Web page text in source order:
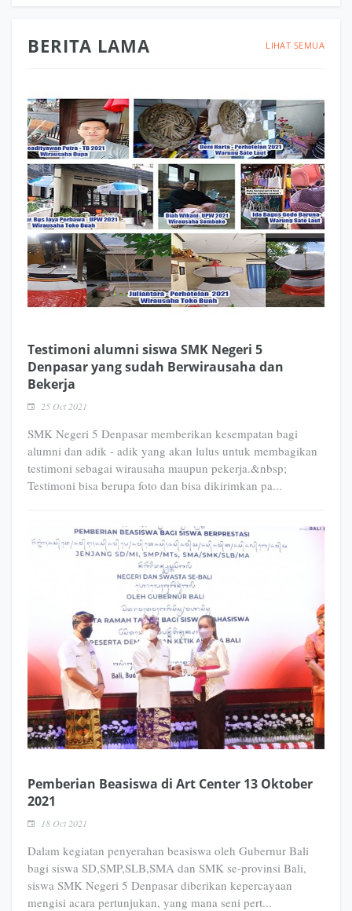
BERITA LAMA LIHAT SEMUA
Testimoni alumni siswa SMK Negeri 5
Denpasar yang sudah Berwirausaha dan
Bekerja
25 Oct 2021
SMK Negeri 5 Denpasar memberikan kesempatan bagi
alumni dan adik - adik yang akan lulus untuk membagikan
testimoni sebagai wirausaha maupun pekerja.&nbsp;
Testimoni bisa berupa foto dan bisa dikirimkan pa...
Pemberian Beasiswa di Art Center 13 Oktober
2021
18 Oct 2021
Dalam kegiatan penyerahan beasiswa oleh Gubernur Bali
bagi siswa SD,SMP,SLB,SMA dan SMK se-provinsi Bali,
siswa SMK Negeri 5 Denpasar diberikan kepercayaan
mengisi acara pertunjukan, yang mana seni pert...